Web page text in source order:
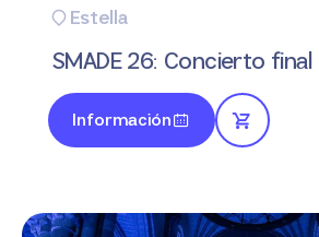
Estella
SMADE 26: Concierto final
Información